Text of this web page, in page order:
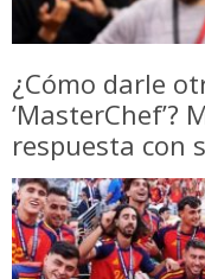
¿Cómo darle
‘MasterChef’?
respuesta con